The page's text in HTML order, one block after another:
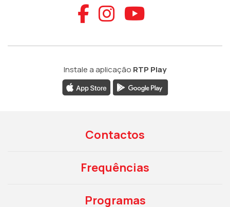
Aceder ao
Aceder ao
Aceder
Instale a aplicação RTP Play
Contactos
Frequências
Programas